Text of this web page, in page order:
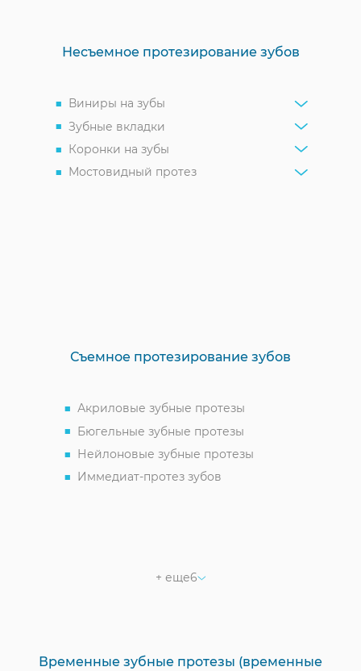
Несъемное протезирование зубов
Виниры на зубы
Зубные вкладки
Коронки на зубы
Мостовидный протез
Съемное протезирование зубов
Акриловые зубные протезы
Бюгельные зубные протезы
Нейлоновые зубные протезы
Иммедиат-протез зубов
+ еще6
Временные зубные протезы (временные